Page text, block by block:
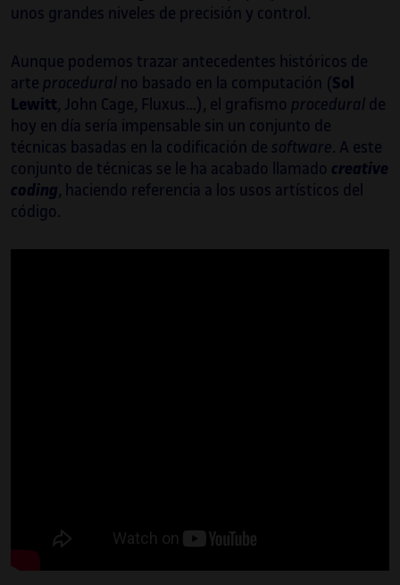
unos grandes niveles de precisión y control.
Aunque podemos trazar antecedentes históricos de
arte procedural no basado en la computación (Sol
Lewitt, John Cage, Fluxus…), el grafismo procedural de
hoy en día sería impensable sin un conjunto de
técnicas basadas en la codificación de software. A este
conjunto de técnicas se le ha acabado llamado creative
coding, haciendo referencia a los usos artísticos del
código.
Sus últimas colaboraciones han sido con
quienes ha sido responsable técnico de
Madrid Artes Digitales, donde ha
supervisado y coordinado las exposiciones
inmersivas Gustav Kilmt y Tutankhamon, o
Frida Kahlo en Montreal.
Es profesor de la asignatura Video en
tiempo real del Máster de Innovación